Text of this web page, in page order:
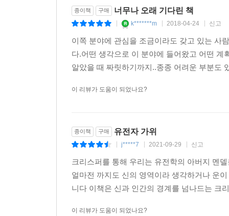
있었습니다. 아마 다우드나 교수도 그런 향수에
또 본문에 생화학 실험기법에 관해 간략하게 서
때를 떠올리면서 웃었습니다. 사실 웃음이 나오
돌아갔을 미치의 뒷모습도 실험실에서 흔히 볼
일깨우는 스위치가 되는 이런 문장이나 설명이,
되리라고 생각하니 묘한 기분이 듭니다.”
종이책 구매 너무나 오래 기다린 책
k*******m 2018-04-24 신고
이쪽 분야에 관심을 조금이라도 갖고 있는 사
다.어떤 생각으로 이 분야에 들어왔고 어떤
알았을 때 짜릿하기까지..종종 어려운 부분도
이 리뷰가 도움이 되었나요?
종이책 구매 유전자 가위
j*****7 2021-09-29 신고
크리스퍼를 통해 우리는 유전학의 아버지 멘
얼마전 까지도 신의 영역이라 생각하거나 운
니다 이책은 신과 인간의 경계를 넘나드는 크
이 리뷰가 도움이 되었나요?